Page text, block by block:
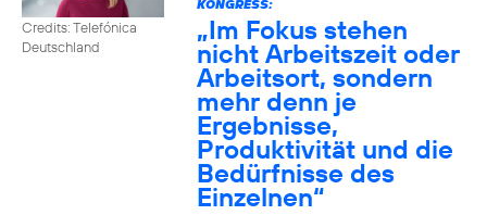
Credits: Telefónica
Deutschland
KONGRESS:
„Im Fokus stehen
nicht Arbeitszeit oder
Arbeitsort, sondern
mehr denn je
Ergebnisse,
Produktivität und die
Bedürfnisse des
Einzelnen“